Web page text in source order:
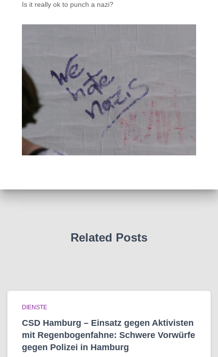
Is it really ok to punch a nazi?
Related Posts
DIENSTE
CSD Hamburg – Einsatz gegen Aktivisten
mit Regenbogen­fahne: Schwere Vorwürfe
gegen Polizei in Hamburg